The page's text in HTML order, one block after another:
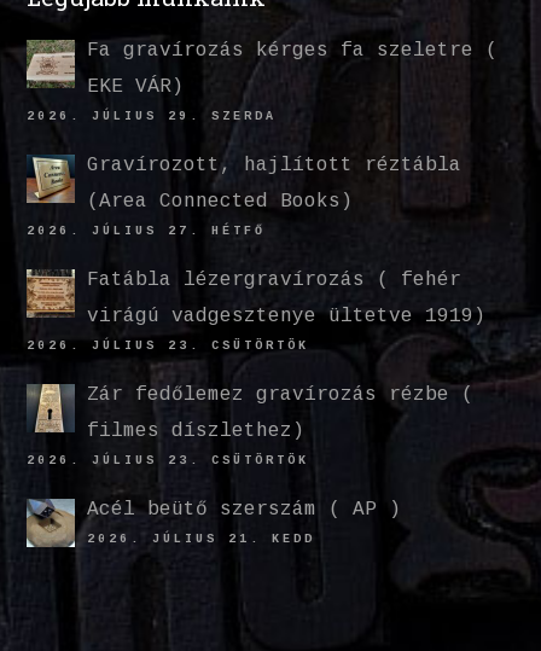
Fa gravírozás kérges fa szeletre (
EKE VÁR)
2026. JÚLIUS 29. SZERDA
Gravírozott, hajlított réztábla
(Area Connected Books)
2026. JÚLIUS 27. HÉTFŐ
Fatábla lézergravírozás ( fehér
virágú vadgesztenye ültetve 1919)
2026. JÚLIUS 23. CSÜTÖRTÖK
Zár fedőlemez gravírozás rézbe (
filmes díszlethez)
2026. JÚLIUS 23. CSÜTÖRTÖK
Acél beütő szerszám ( AP )
2026. JÚLIUS 21. KEDD